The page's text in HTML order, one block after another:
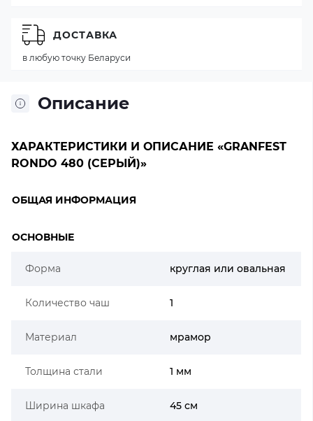
Описание
ХАРАКТЕРИСТИКИ И ОПИСАНИЕ «GRANFEST
RONDO 480 (СЕРЫЙ)»
ОБЩАЯ ИНФОРМАЦИЯ
ОСНОВНЫЕ
Форма круглая или овальная
Количество чаш 1
Материал мрамор
Толщина стали 1 мм
Ширина шкафа 45 см
ДОСТАВКА
в любую точку Беларуси